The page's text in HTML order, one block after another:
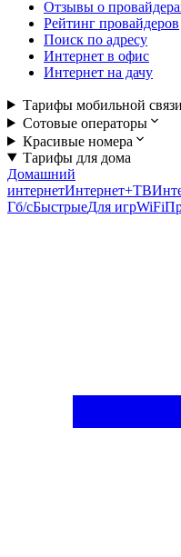
Отзывы о
Рейтинг провайдеров
Поиск по адресу
Интернет в офис
Интернет на дачу
Тарифы мобильной связи
Сотовые операторы
Красивые номера
Тарифы для дома
Домашний
интернетИнтернет+ТВ
Гб/cБыстрыеДля игрWiFi